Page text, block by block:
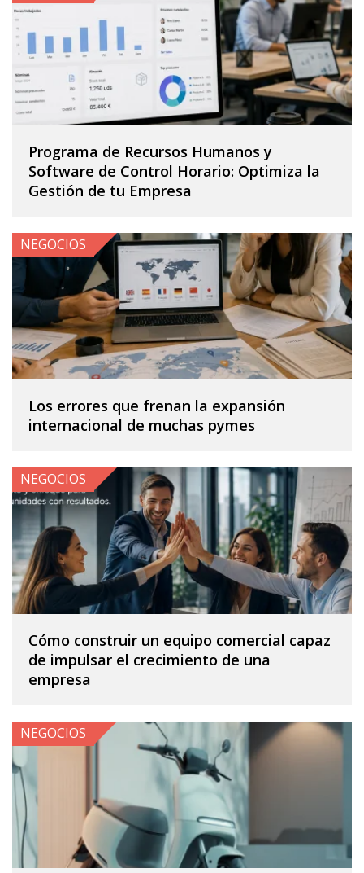
Programa de Recursos Humanos y
Software de Control Horario: Optimiza la
Gestión de tu Empresa
Los errores que frenan la expansión
internacional de muchas pymes
NEGOCIOS
Cómo construir un equipo comercial capaz
de impulsar el crecimiento de una
empresa
NEGOCIOS
NEGOCIOS